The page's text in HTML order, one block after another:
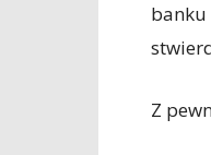
banku
Z